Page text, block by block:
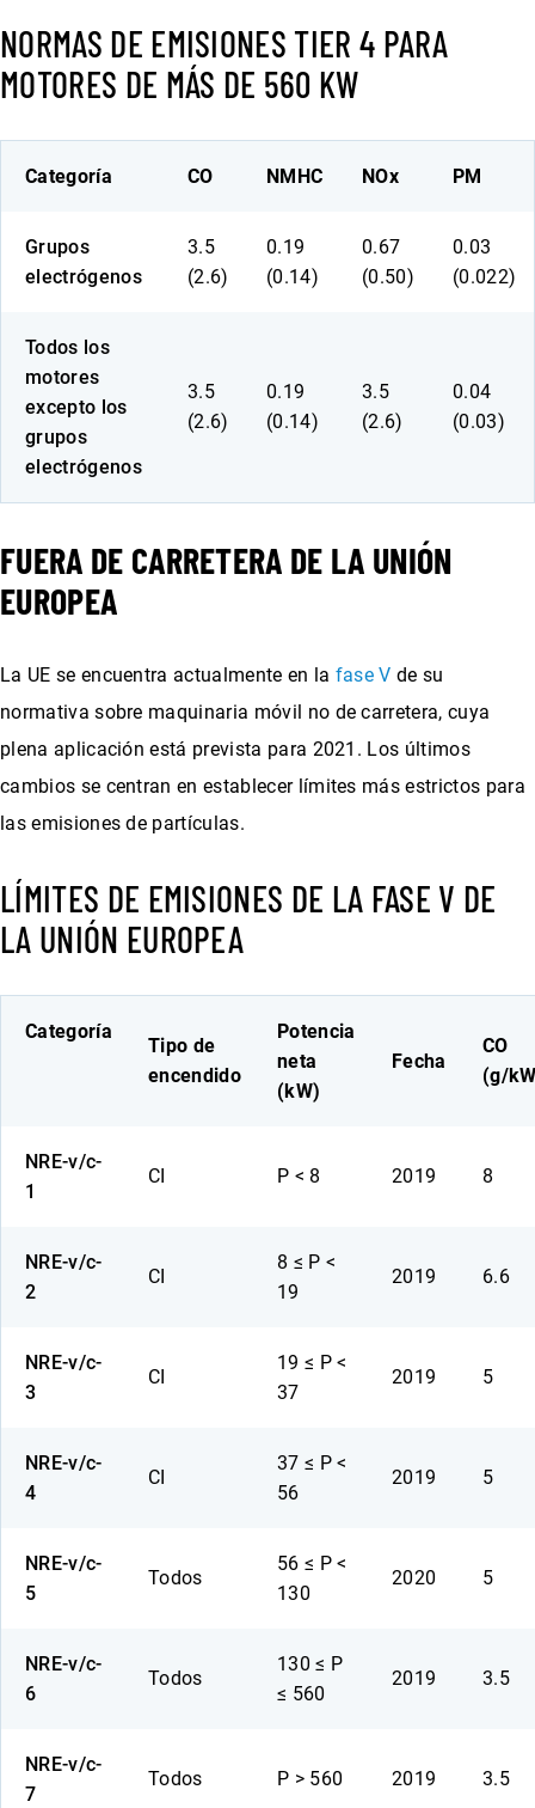
NORMAS DE EMISIONES TIER 4 PARA
MOTORES DE MÁS DE 560 KW
Categoría CO NMHC NOx PM
Grupos
electrógenos
3.5
(2.6)
0.19
(0.14)
0.67
(0.50)
0.03
(0.022)
Todos los
motores
excepto los
grupos
electrógenos
3.5
(2.6)
0.19
(0.14)
3.5
(2.6)
0.04
(0.03)
FUERA DE CARRETERA DE LA UNIÓN
EUROPEA
La UE se encuentra actualmente en la fase V de su
normativa sobre maquinaria móvil no de carretera, cuya
plena aplicación está prevista para 2021. Los últimos
cambios se centran en establecer límites más estrictos para
las emisiones de partículas.
LÍMITES DE EMISIONES DE LA FASE V DE
LA UNIÓN EUROPEA
Categoría
Tipo de
encendido
Potencia
neta
(kW)
Fecha
CO
(g/
NRE-v/c-
1
CI P < 8 2019 8
NRE-v/c-
2
CI
8 ≤ P <
19
2019 6.6
NRE-v/c-
3
CI
19 ≤ P <
37
2019 5
NRE-v/c-
4
CI
37 ≤ P <
56
2019 5
NRE-v/c-
5
Todos
56 ≤ P <
130
2020 5
NRE-v/c-
6
Todos
130 ≤ P
≤ 560
2019 3.5
NRE-v/c-
7
Todos P > 560 2019 3.5